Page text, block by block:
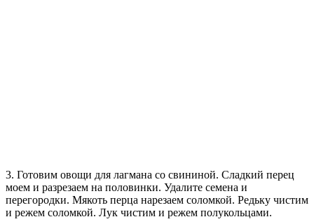
3. Готовим овощи для лагмана со свининой. Сладкий перец
моем и разрезаем на половинки. Удалите семена и
перегородки. Мякоть перца нарезаем соломкой. Редьку чистим
и режем соломкой. Лук чистим и режем полукольцами.